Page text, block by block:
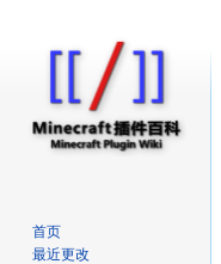
首页
最近更改